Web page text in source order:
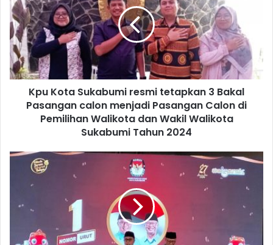
Kpu Kota Sukabumi resmi tetapkan 3 Bakal
Pasangan calon menjadi Pasangan Calon di
Pemilihan Walikota dan Wakil Walikota
Sukabumi Tahun 2024